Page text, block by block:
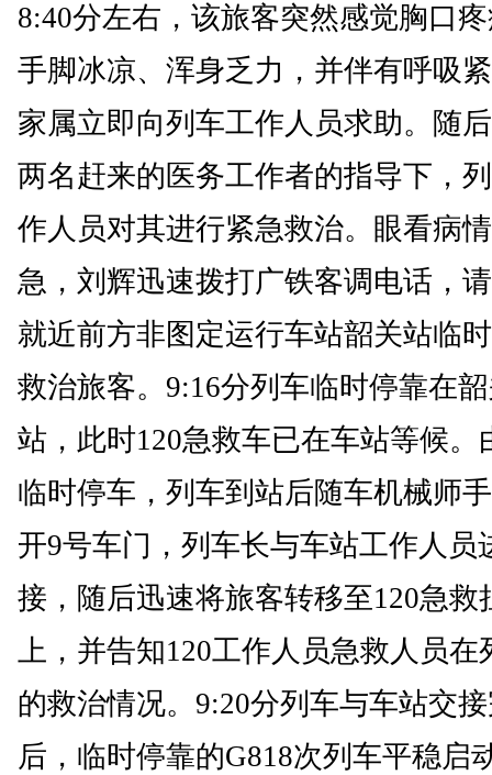
8:40分左右，该旅客突然感觉胸口
手脚冰凉、浑身乏力，并伴有呼吸
家属立即向列车工作人员求助。随
两名赶来的医务工作者的指导下，
作人员对其进行紧急救治。眼看病
急，刘辉迅速拨打广铁客调电话，
就近前方非图定运行车站韶关站临
救治旅客。9:16分列车临时停靠在
站，此时120急救车已在车站等候。
临时停车，列车到站后随车机械师
开9号车门，列车长与车站工作人员
接，随后迅速将旅客转移至120急救
上，并告知120工作人员急救人员在
的救治情况。9:20分列车与车站交
后，临时停靠的G818次列车平稳启